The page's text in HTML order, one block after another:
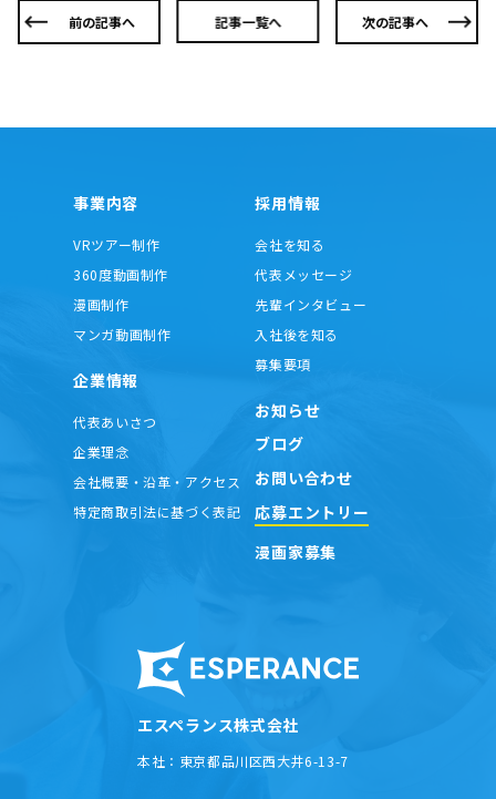
前の記事へ 記事一覧へ 次の記事へ
エスペランス株式会社
本社： 東京都品川区西大井6-13-7
事業内容
VRツアー制作
360度動画制作
漫画制作
マンガ動画制作
企業情報
代表あいさつ
企業理念
会社概要・沿革・アクセス
特定商取引法に基づく表記
採用情報
会社を知る
代表メッセージ
先輩インタビュー
入社後を知る
募集要項
お知らせ
ブログ
お問い合わせ
応募エントリー
漫画家募集